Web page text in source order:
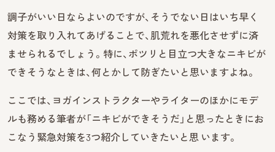
調子がいい日ならよいのですが、そうでない日はいち早く
対策を取り入れてあげることで、肌荒れを悪化させずに済
ませられるでしょう。特に、ポツリと目立つ大きなニキビが
できそうなときは、何とかして防ぎたいと思いますよね。
ここでは、ヨガインストラクターやライターのほかにモデ
ルも務める筆者が「ニキビができそうだ」と思ったときにお
こなう緊急対策を3つ紹介していきたいと思 います。